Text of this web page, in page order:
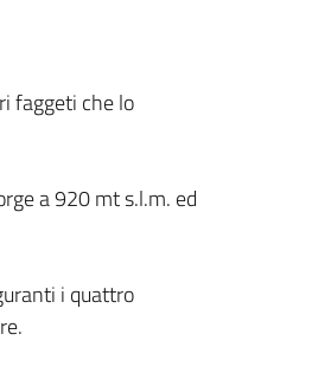
faggeti che lo
a 920 mt s.l.m. ed
i quattro